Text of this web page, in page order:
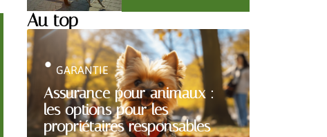
Au top
Assurance pour animaux :
les options pour les
propriétaires responsables
GARANTIE